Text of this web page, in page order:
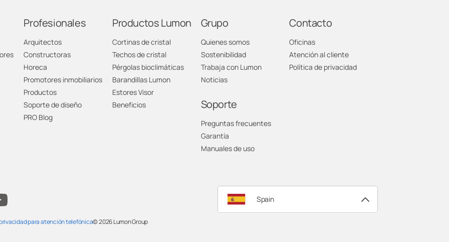
Cantabria
Castellón
Córdoba
Elche
Estepona
Granada
Profesionales
Arquitectos
Constructoras
Horeca
Promotores inmobiliarios
Productos
Soporte de diseño
PRO Blog
Productos Lumon
Cortinas de cristal
Techos de cristal
Pérgolas bioclimáticas
Barandillas Lumon
Estores Visor
Beneficios
Grupo
Quienes somos
Sostenibilidad
Trabaja con Lumon
Noticias
Soporte
Preguntas frecuentes
Garantía
Manuales de uso
Contacto
Oficinas
Atención al cliente
Política de privacidad
Spain
para atención telefónica© 2026Lumon Group